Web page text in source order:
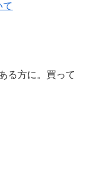
て
る方に。買って